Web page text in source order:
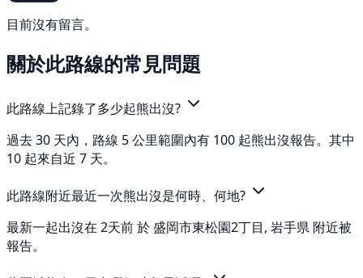
目前沒有留言。
關於此路線的常見問題
此路線上記錄了多少起熊出沒?
過去 30 天內，路線 5 公里範圍內有 100 起熊出沒報告。其中
10 起來自近 7 天。
此路線附近最近一次熊出沒是何時、何地?
最新一起出沒在 2天前 於 盛岡市東松園2丁目, 岩手県 附近被
報告。